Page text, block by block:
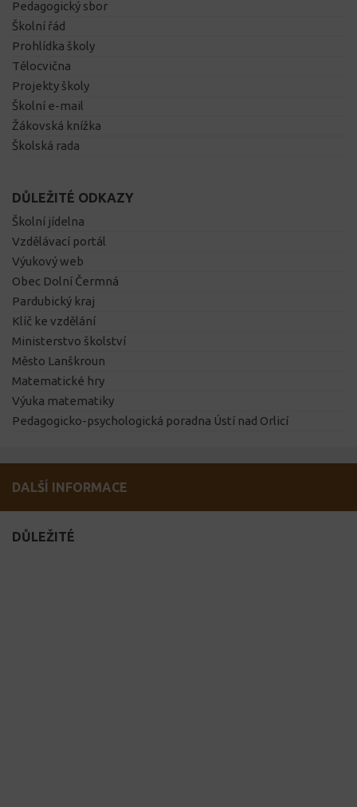
Pedagogický sbor
Školní řád
Prohlídka školy
Tělocvična
Projekty školy
Školní e-mail
Žákovská knížka
Školská rada
DŮLEŽITÉ ODKAZY
Školní jídelna
Vzdělávací portál
Výukový web
Obec Dolní Čermná
Pardubický kraj
Klíč ke vzdělání
Ministerstvo školství
Město Lanškroun
Matematické hry
Výuka matematiky
Pedagogicko-psychologická poradna Ústí nad Orlicí
DALŠÍ INFORMACE
DŮLEŽITÉ